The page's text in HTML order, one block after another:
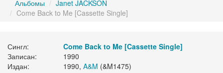
Альбомы
Janet JACKSON
Come Back to Me [Cassette Single]
Сингл:
Come Back to Me [Cassette Single]
Записан:
1990
Издан:
1990, A&M (&M1475)